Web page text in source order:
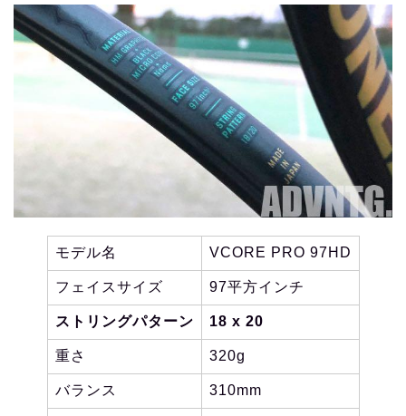
モデル名 VCORE PRO 97HD
フェイスサイズ 97平方インチ
ストリングパターン 18 x 20
重さ 320g
バランス 310mm